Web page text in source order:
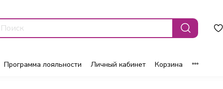
Программа лояльности Личный кабинет Корзина